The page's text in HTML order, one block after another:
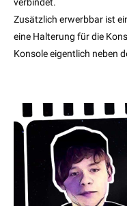
Zusätzlich erwerbbar ist
eine Halterung für die
Konsole eigentlich neben